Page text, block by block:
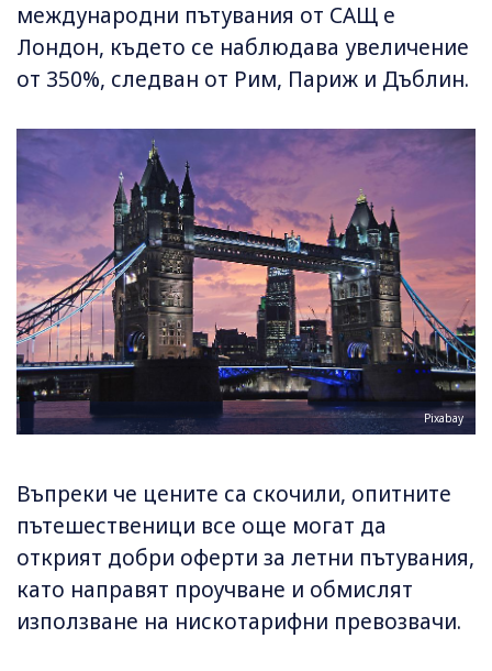
международни пътувания от САЩ е
Лондон, където се наблюдава увеличение
от 350%, следван от Рим, Париж и Дъблин.
Pixabay
Въпреки че цените са скочили, опитните
пътешественици все още могат да
открият добри оферти за летни пътувания,
като направят проучване и обмислят
използване на нискотарифни превозвачи.